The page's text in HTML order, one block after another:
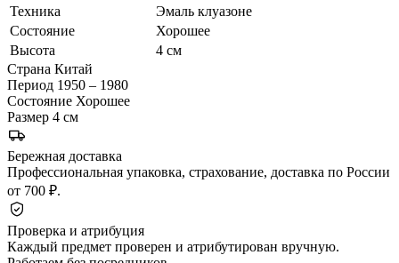
Техника
Эмаль клуазоне
Состояние
Хорошее
Высота
4 см
Страна Китай
Период 1950 – 1980
Состояние Хорошее
Размер 4 см
Бережная доставка
Профессиональная упаковка, страхование, доставка по России
от 700 ₽.
Проверка и атрибуция
Каждый предмет проверен и атрибутирован вручную.